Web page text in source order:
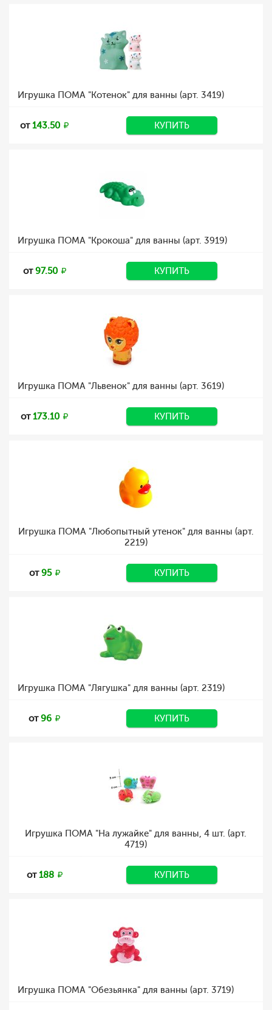
Игрушка ПОМА "Котенок" для ванны (арт. 3419)
от143.50 КУПИТЬ
Игрушка ПОМА "Крокоша" для ванны (арт. 3919)
от97.50 КУПИТЬ
Игрушка ПОМА "Львенок" для ванны (арт. 3619)
от173.10 КУПИТЬ
Игрушка ПОМА "Любопытный утенок" для ванны (арт.
2219)
от95 КУПИТЬ
Игрушка ПОМА "Лягушка" для ванны (арт. 2319)
от96 КУПИТЬ
Игрушка ПОМА "На лужайке" для ванны, 4 шт. (арт.
4719)
от188 КУПИТЬ
Игрушка ПОМА "Обезьянка" для ванны (арт. 3719)